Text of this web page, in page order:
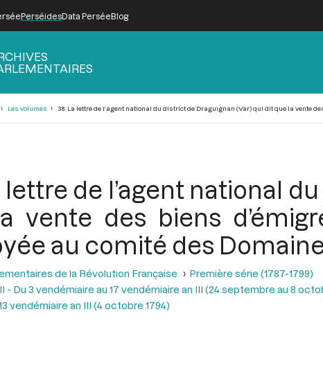
PerséidesData PerséeBlog
Les volumes 38. La lettre de l’agent national du district de Draguignan (Var) qui dit que la vente
lettre de l’agent national
vente des biens
au comité des
de la Révolution Française
Première série (1787-1799)
- Du 3 vendémiaire au 17 vendémiaire an III (24 septembre au 8
vendémiaire an III (4 octobre 1794)